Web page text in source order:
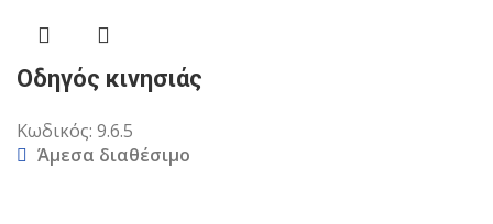
Οδηγός κινησιάς
Κωδικός: 9.6.5
Άμεσα διαθέσιμο